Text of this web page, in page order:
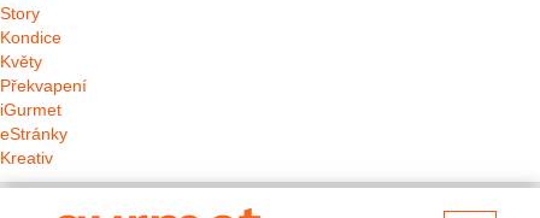
Story
Kondice
Květy
Překvapení
iGurmet
eStránky
Kreativ